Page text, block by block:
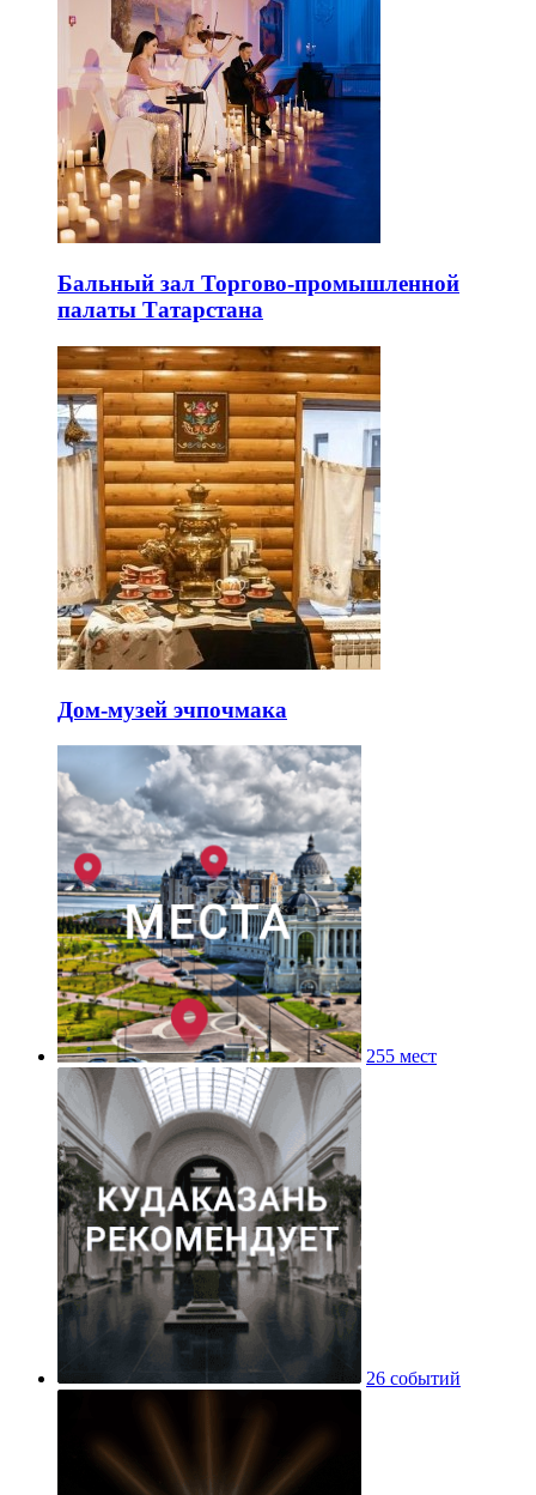
Бальный зал Торгово-промышленной
палаты Татарстана
Дом-музей эчпочмака
255 мест
26 событий